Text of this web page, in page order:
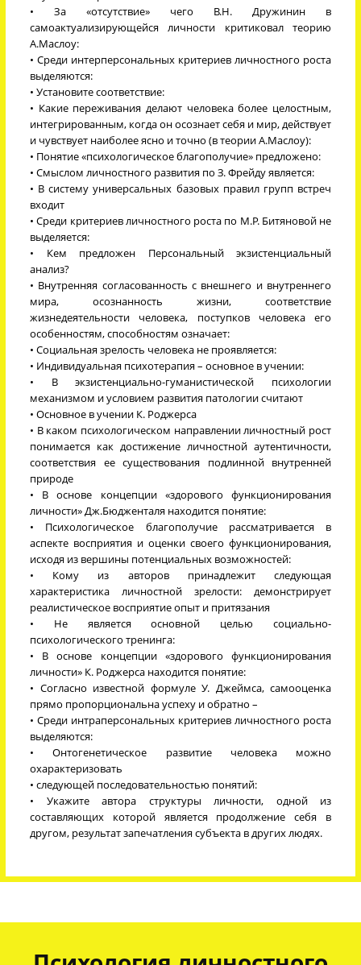
• За «отсутствие» чего В.Н. Дружинин в
самоактуализирующейся личности критиковал теорию
А.Маслоу:
• Среди интерперсональных критериев личностного роста
выделяются:
• Установите соответствие:
• Какие переживания делают человека более целостным,
интегрированным, когда он осознает себя и мир, действует
и чувствует наиболее ясно и точно (в теории А.Маслоу):
• Понятие «психологическое благополучие» предложено:
• Смыслом личностного развития по З. Фрейду является:
• В систему универсальных базовых правил групп встреч
входит
• Среди критериев личностного роста по М.Р. Битяновой не
выделяется:
• Кем предложен Персональный экзистенциальный
анализ?
• Внутренняя согласованность с внешнего и внутреннего
мира, осознанность жизни, соответствие
жизнедеятельности человека, поступков человека его
особенностям, способностям означает:
• Социальная зрелость человека не проявляется:
• Индивидуальная психотерапия – основное в учении:
• В экзистенциально-гуманистической психологии
механизмом и условием развития патологии считают
• Основное в учении К. Роджерса
• В каком психологическом направлении личностный рост
понимается как достижение личностной аутентичности,
соответствия ее существования подлинной внутренней
природе
• В основе концепции «здорового функционирования
личности» Дж.Бюдженталя находится понятие:
• Психологическое благополучие рассматривается в
аспекте восприятия и оценки своего функционирования,
исходя из вершины потенциальных возможностей:
• Кому из авторов принадлежит следующая
характеристика личностной зрелости: демонстрирует
реалистическое восприятие опыт и притязания
• Не является основной целью социально-
психологического тренинга:
• В основе концепции «здорового функционирования
личности» К. Роджерса находится понятие:
• Согласно известной формуле У. Джеймса, самооценка
прямо пропорциональна успеху и обратно –
• Среди интраперсональных критериев личностного роста
выделяются:
• Онтогенетическое развитие человека можно
охарактеризовать
• следующей последовательностью понятий:
• Укажите автора структуры личности, одной из
составляющих которой является продолжение себя в
другом, результат запечатления субъекта в других людях.